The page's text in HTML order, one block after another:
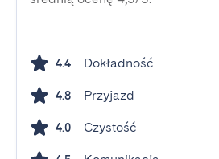
4.4 Dokładność
4.8 Przyjazd
4.0 Czystość